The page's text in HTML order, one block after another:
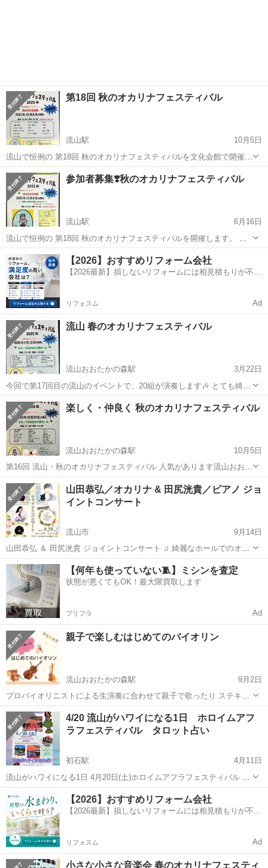
第18回 秋のオカリナフェスティバル
流山駅
10月5日
流山で恒例の 第18回 秋のオカリナフェスティバルを文化会館で開催し
ます お出かけ下さいますと嬉しいです 日時 2025年10月8日(水) 開場：
12時 開演：12時30分 予定 場所 流山市文化会館 アクセス...
千葉 流山市 流山駅 コンサート/ショー
参加者募集❣️秋のオカリナフェスティバル
流山駅
6月16日
流山で恒例の 第18回 秋のオカリナフェスティバルを開催します。 参
加者を募集中です。 ソロ、デュエット、トリオ、カルテット、アンサ
ンブル 等 でご参加をお待ちしております。 日時 2025年10月8日(水)
開場： 1...
千葉 流山市 流山駅 コンサート/ショー オカリナ
【2026】おすすめリフォーム会社
【2026最新】損しないリフォームには相見積もりが不可
リフォスム Ad
流山 春のオカリナフェスティバル
流山おおたかの森駅
3月22日
今回で第17回目の流山のイベントで、20組が演奏します🎶 とても綺麗
なホールで、居心地が良いです 日時： 2024年4月13日（日） 開場：
12時30分 開演：13時 会場： スターツおおたかの森ホール つくばエク
スプレ...
千葉 流山市 流山おおたかの森駅 コンサート/ショー
オカリナ
楽しく・仲良く 秋のオカリナフェスティバル
流山おおたかの森駅
10月5日
第16回 流山・秋のオカリナフェスティバル 人気があります流山おおた
かの森でのイベントです 今回は29組が演奏します🎶 とても綺麗なホー
ルで、居心地が良いですよ 日時： 2024年10月29日(火) 開場：11時30
分 ...
千葉 流山市 流山おおたかの森駅 コンサート/ショー
オカリナ
山田恭弘／オカリナ & 田尻洸貴／ピアノ ジョ
イントコンサート
流山市
9月14日
山田恭弘 ＆ 田尻洸貴 ジョイントコンサート ♫ 綺麗なホールでのオカ
リナとピアノとパーカッションの洒落たコンサートです♫ 日時： 2024
年9月29日(日) 開場：15時 開演：15時30分 会場： スターツおお...
千葉 流山市 コンサート/ショー 会場
【何年も使っていない🧵】ミシンを査定
状態が悪くてもOK！最大限買取します
プリフラ Ad
親子で楽しむはじめてのバイオリン
流山おおたかの森駅
9月2日
プロバイオリニストによる生演奏に合わせて親子で歌ったり ステキな
音色に癒されたあとは、実際にバイオリンに触れてみよう！ バイオリ
ンふれあい体験後は、参加者のみなさまで子育ての情報交換ができる
場を設けています。 もし...
千葉 流山市 流山おおたかの森駅 コンサート/ショー
親子
4/20 流山がハワイになる1日 ホロイムアフ
ラフェスティバル タロット占い
初石駅
4月11日
流山がハワイになる1日 4月20日(土)ホロイムアフラフェスティバル 今
年もハワイアンアロハタロット出店させて頂きます！ 日時：4月20日
(土)10時半〜16時半 場所：流山おおたかの森SC前広場 フラ...
初石駅 コンサート/ショー タロット占い
【2026】おすすめリフォーム会社
【2026最新】損しないリフォームには相見積もりが不可
リフォスム Ad
小さな小さな音楽会 春のオカリナフェスティ